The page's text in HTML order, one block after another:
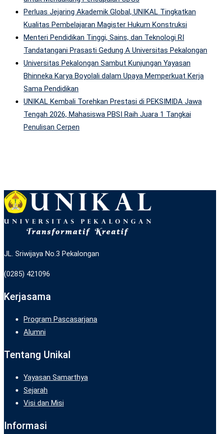
Perluas Jejaring Akademik Global, UNIKAL Tingkatkan
Kualitas Pembelajaran Magister Hukum Konstruksi
Menteri Pendidikan Tinggi, Sains, dan Teknologi RI
Tandatangani Prasasti Gedung A Universitas Pekalongan
Universitas Pekalongan Sambut Kunjungan Yayasan
Bhinneka Karya Boyolali dalam Upaya Memperkuat Kerja
Sama Pendidikan
UNIKAL Kembali Torehkan Prestasi di PEKSIMIDA Jawa
Tengah 2026, Mahasiswa PBSI Raih Juara 1 Tangkai
Penulisan Cerpen
JL. Sriwijaya No.3 Pekalongan
(0285) 421096
Kerjasama
Program Pascasarjana
Alumni
Tentang Unikal
Yayasan Samarthya
Sejarah
Visi dan Misi
Informasi